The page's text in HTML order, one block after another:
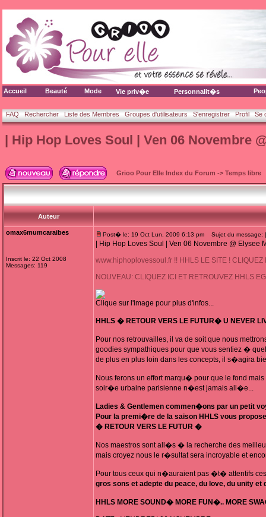
Accueil Beauté Mode Vie priv�e Personnalit�s
FAQ Rechercher Liste des Membres Groupes d'utilisateurs S'enregistrer Profil Se
| Hip Hop Loves Soul | Ven 06 Novembre
Grioo Pour Elle Index du Forum -> Temps libre
Auteur
omax6mumcaraibes
Inscrit le: 22 Oct 2008
Messages: 119
Post� le: 19 Oct Lun, 2009 6:13 pm Sujet du message:
| Hip Hop Loves Soul | Ven 06 Novembre @ Elysee
www.hiphoplovessoul.fr !! HHLS LE SITE ! CLIQUEZ
NOUVEAU: CLIQUEZ ICI ET RETROUVEZ HHLS
Clique sur l'image pour plus d'infos...
HHLS � RETOUR VERS LE FUTUR� U NEVER
Pour nos retrouvailles, il va de soit que nous
goodies sympathiques pour que vous sentiez �
de plus en plus loin dans les concepts, il s�agira
Nous ferons un effort marqu� pour que le fond
soir�e urbaine parisienne n�est jamais all�e...
Ladies & Gentlemen commen�ons par un petit
Pour la premi�re de la saison HHLS vous
� RETOUR VERS LE FUTUR �
Nos maestros sont all�s � la recherche des
mais croyez nous le r�sultat sera incroyable et
Pour tous ceux qui n�auraient pas �t� attentifs
gros sons et adepte du peace, du love, du unity
HHLS MORE SOUND� MORE FUN�.. MORE